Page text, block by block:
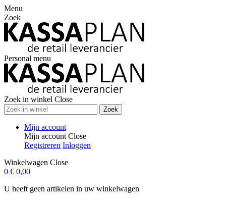
Menu
Zoek
Personal menu
Zoek in winkel Close
Zoek
Mijn account
Mijn account Close
Registreren Inloggen
Winkelwagen Close
0 € 0,00
U heeft geen artikelen in uw winkelwagen